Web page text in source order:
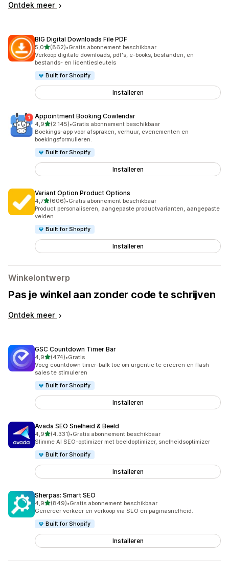
Ontdek meer
BIG Digital Downloads File PDF
5,0van 5 sterren
(862)
862 recensies in totaal
•Gratis abonnement beschikbaar
Verkoop digitale downloads, pdf's, e-books, bestanden, en
bestands- en licentiesleutels
Built for Shopify
Installeren
Appointment Booking Cowlendar
4,9van 5 sterren
(2.145)
2145 recensies in totaal
•Gratis abonnement beschikbaar
Boekings-app voor afspraken, verhuur, evenementen en
boekingsformulieren.
Built for Shopify
Installeren
Variant Option Product Options
4,7van 5 sterren
(606)
606 recensies in totaal
•Gratis abonnement beschikbaar
Product personaliseren, aangepaste productvarianten, aangepaste
velden
Built for Shopify
Installeren
Winkelontwerp
Pas je winkel aan zonder code te schrijven
Ontdek meer
GSC Countdown Timer Bar
4,9van 5 sterren
(474)
474 recensies in totaal
•Gratis
Voeg countdown timer-balk toe om urgentie te creëren en flash
sales te stimuleren
Built for Shopify
Installeren
Avada SEO Snelheid & Beeld
4,9van 5 sterren
(4.331)
4331 recensies in totaal
•Gratis abonnement beschikbaar
Slimme AI SEO-optimizer met beeldoptimizer, snelheidsoptimizer
Built for Shopify
Installeren
Sherpas: Smart SEO
4,9van 5 sterren
(849)
849 recensies in totaal
•Gratis abonnement beschikbaar
Genereer verkeer en verkoop via SEO en paginasnelheid.
Built for Shopify
Installeren